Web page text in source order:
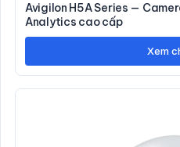
Avigilon H5A Series —
Analytics cao cấp
Xem